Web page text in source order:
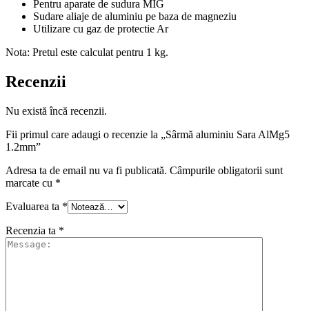
Pentru aparate de sudura MIG
Sudare aliaje de aluminiu pe baza de magneziu
Utilizare cu gaz de protectie Ar
Nota: Pretul este calculat pentru 1 kg.
Recenzii
Nu există încă recenzii.
Fii primul care adaugi o recenzie la „Sârmă aluminiu Sara AlMg5
1.2mm”
Adresa ta de email nu va fi publicată. Câmpurile obligatorii sunt
marcate cu *
Evaluarea ta *
Recenzia ta *